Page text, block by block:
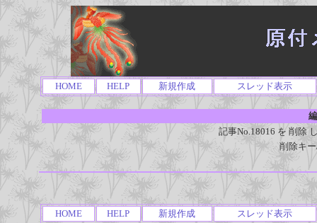
HOME HELP 新規作成 スレッド表示
記事No.18016 を 削除
削除キ
HOME HELP 新規作成 スレッド表示